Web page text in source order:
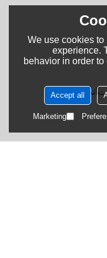
اتصل بنا
We use cookies
experience.
behavior in order
Accept all
Marketing